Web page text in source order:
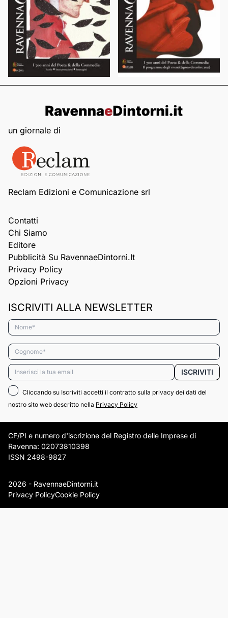
un giornale di
Reclam Edizioni e Comunicazione srl
Contatti
Chi Siamo
Editore
Pubblicità Su RavennaeDintorni.it
Privacy Policy
Opzioni Privacy
ISCRIVITI ALLA NEWSLETTER
Nome*
Cognome*
Email* ISCRIVITI
Cliccando su Iscriviti accetti il contratto sulla privacy dei dati del
nostro sito web descritto nella Privacy Policy
CF/PI e numero d'iscrizione del Registro delle Imprese di
Ravenna: 02073810398
ISSN 2498-9827
2026 - RavennaeDintorni.it
Privacy PolicyCookie Policy